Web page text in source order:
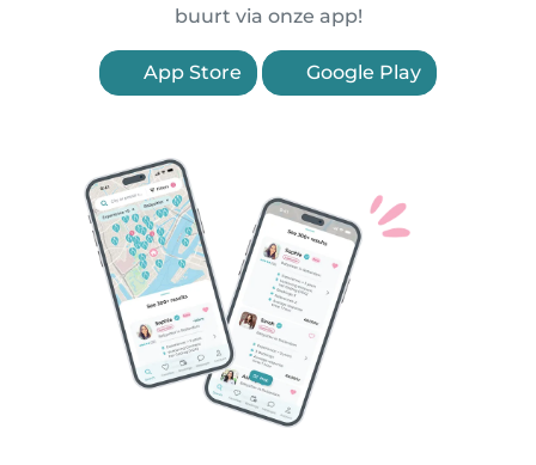
buurt via onze app!
App Store Google Play